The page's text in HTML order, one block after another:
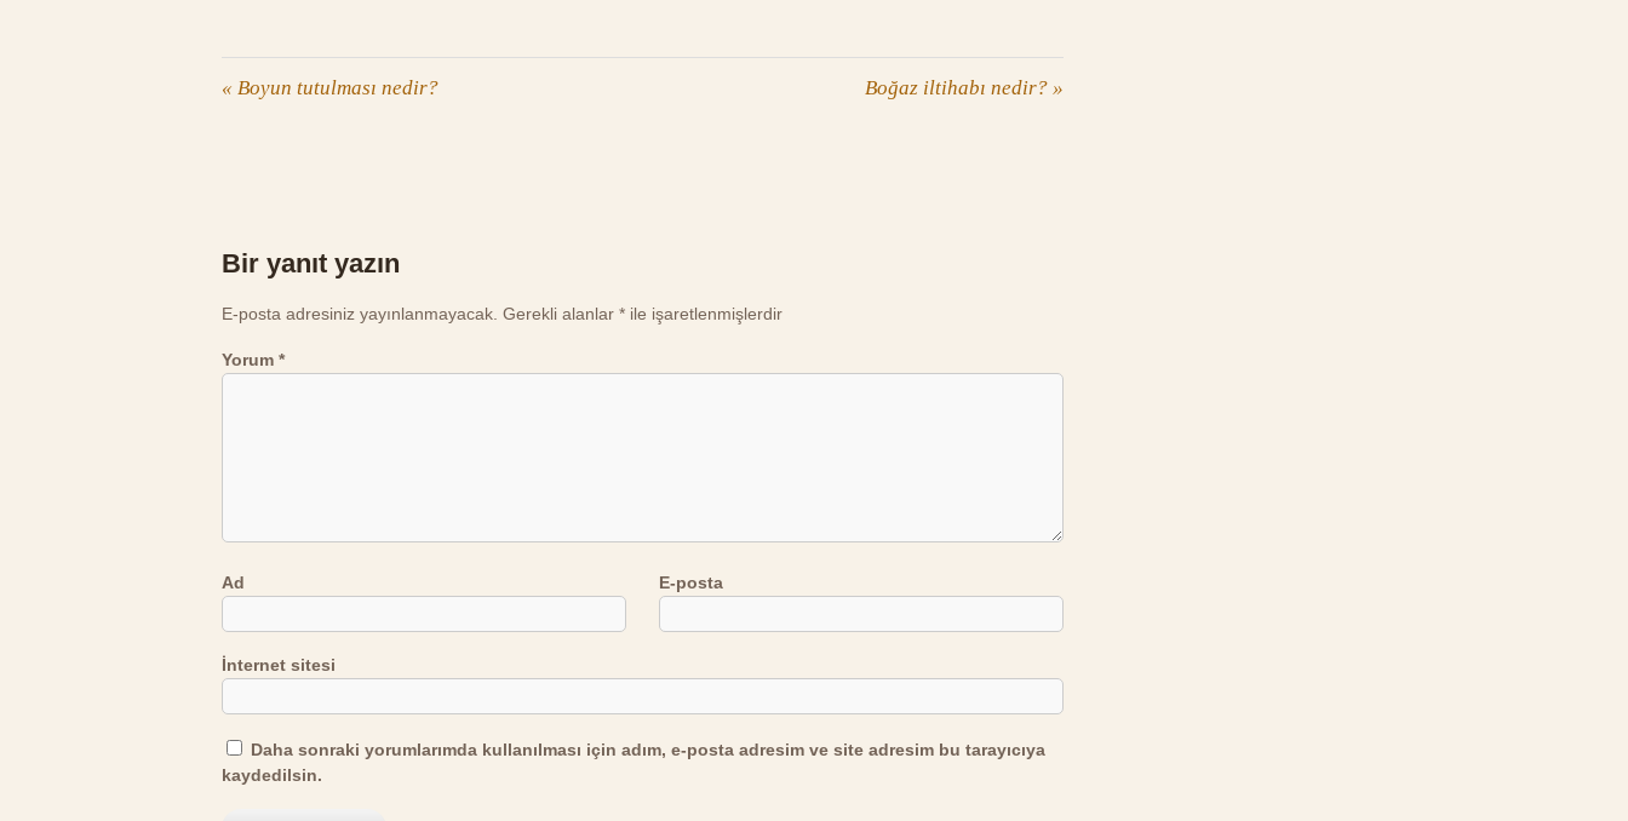
« Boyun tutulması nedir? Boğaz iltihabı nedir? »
Bir yanıt yazın
E-posta adresiniz yayınlanmayacak. Gerekli alanlar * ile işaretlenmişlerdir
Yorum *
Ad E-posta
İnternet sitesi
Daha sonraki yorumlarımda kullanılması için adım, e-posta adresim ve site adresim bu tarayıcıya
kaydedilsin.